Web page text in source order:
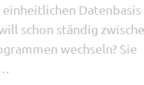
Datenbasis
schon ständig
wechseln? Sie